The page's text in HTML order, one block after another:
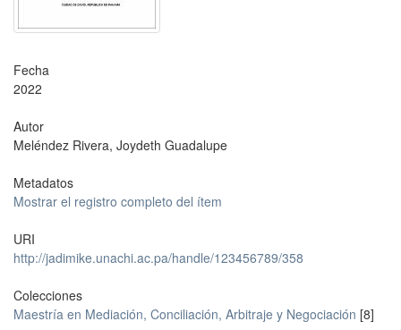
Fecha
2022
Autor
Meléndez Rivera, Joydeth Guadalupe
Metadatos
Mostrar el registro completo del ítem
URI
http://jadimike.unachi.ac.pa/handle/123456789/358
Colecciones
Maestría en Mediación, Conciliación, Arbitraje y Negociación [8]